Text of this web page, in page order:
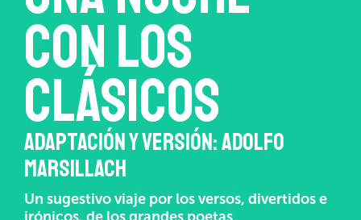
CON LOS
CLÁSICOS
ADAPTACIÓN Y VERSIÓN: ADOLFO
MARSILLACH
Un sugestivo viaje por los versos, divertidos e